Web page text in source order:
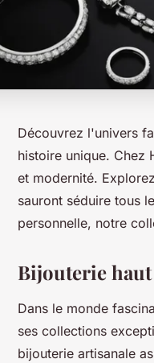
Découvrez l'univers
histoire unique. Chez
et modernité.
sauront séduire tous
personnelle, notre
Bijouterie
Dans le monde
ses collections
bijouterie artisanale